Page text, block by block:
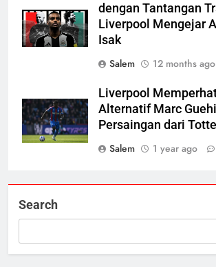
dengan Tantangan
Liverpool Mengejar
Isak
Salem
12 months ago
Liverpool
Alternatif Marc
Persaingan dari
Salem
1 year ago
Search